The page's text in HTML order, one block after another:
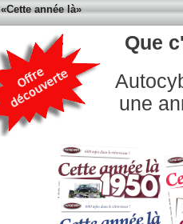
RÉALISATION
Développement
GRAPH'IN
Didier PASTRE
42 quai Regratterie
79000 NIORT
05 49 73 34 30
www.developpeur-web-
Accueil | Conseiller à un
année là»
Que
une